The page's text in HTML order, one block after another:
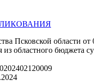
Псковской области
из областного бюджета